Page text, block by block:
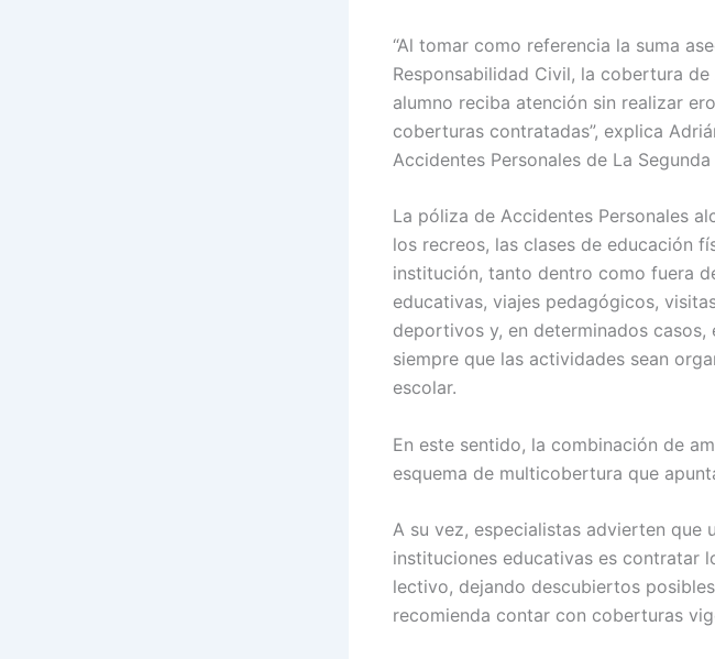
“Al tomar como referencia la suma
Responsabilidad Civil, la cobertura
alumno reciba atención sin realizar
coberturas contratadas”, explica
Accidentes Personales de La Segunda
La póliza de Accidentes Personales
los recreos, las clases de educación
institución, tanto dentro como fuera
educativas, viajes pedagógicos,
deportivos y, en determinados
siempre que las actividades sean
escolar.
En este sentido, la combinación de
esquema de multicobertura que
A su vez, especialistas advierten que
instituciones educativas es contratar
lectivo, dejando descubiertos
recomienda contar con coberturas